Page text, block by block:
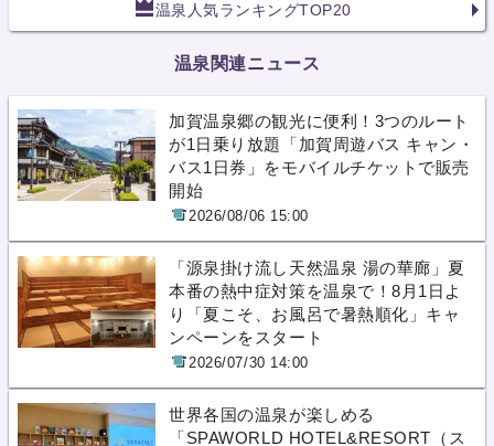
温泉人気ランキングTOP20
温泉関連ニュース
加賀温泉郷の観光に便利！3つのルート
が1日乗り放題「加賀周遊バス キャン・
バス1日券」をモバイルチケットで販売
開始
2026/08/06 15:00
「源泉掛け流し天然温泉 湯の華廊」夏
本番の熱中症対策を温泉で！8月1日よ
り「夏こそ、お風呂で暑熱順化」キャ
ンペーンをスタート
2026/07/30 14:00
世界各国の温泉が楽しめる
「SPAWORLD HOTEL&RESORT（ス